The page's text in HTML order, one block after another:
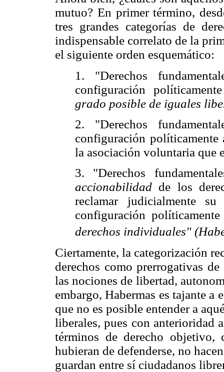
mutuo? En primer término,
tres grandes categorías de
indispensable correlato de la
el siguiente orden esquemático:
1. "Derechos
configuración
grado posible de iguales
2. "Derechos
configuración
la asociación voluntaria que
3. "Derechos
accionabilidad de los
reclamar judicialmente
configuración
derechos individuales"
Ciertamente, la categorización
derechos como prerrogativas
las nociones de libertad,
embargo, Habermas es tajante a
que no es posible entender a
liberales, pues con anterioridad
términos de derecho objetivo,
hubieran de defenderse, no
guardan entre sí ciudadanos